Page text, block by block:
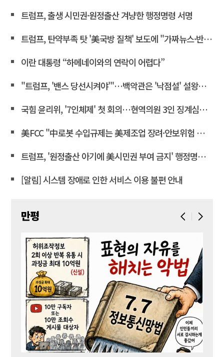
트럼프, 출생 시민권·원정출산 겨냥한 행정명령 서명
트럼프, 탄약부족 탓 '美국방 질책' 보도에 "가짜뉴스·반역"
이란 대통령 “하메네이와의 연락이 어렵다”
"트럼프, '밴스 당선시켜야'"…백악관은 '낙점설' 설왕설래
국힘 윤리위, '7인체제' 첫 회의…현역의원 3인 징계심의 계속
美FCC "中로봇 수입규제는 美제조업 장려·안보위험 대응 목적"
트럼프, '원정출산 아기에 美시민권 부여 금지' 행정명령 서명
[알림] 시스템 장애로 인한 서비스 이용 불편 안내
만평